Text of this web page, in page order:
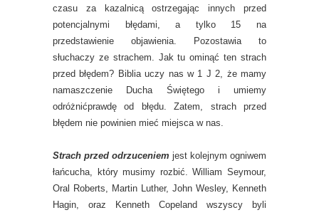
czasu za kazalnicą ostrzegając innych przed
potencjalnymi błędami, a tylko 15 na
przedstawienie objawienia. Pozostawia to
słuchaczy ze strachem. Jak tu ominąć ten strach
przed błędem? Biblia uczy nas w 1 J 2, że mamy
namaszczenie Ducha Świętego i umiemy
odróżnićprawdę od błędu. Zatem, strach przed
błędem nie powinien mieć miejsca w nas.
Strach przed odrzuceniem jest kolejnym ogniwem
łańcucha, który musimy rozbić. William Seymour,
Oral Roberts, Martin Luther, John Wesley, Kenneth
Hagin, oraz Kenneth Copeland wszyscy byli